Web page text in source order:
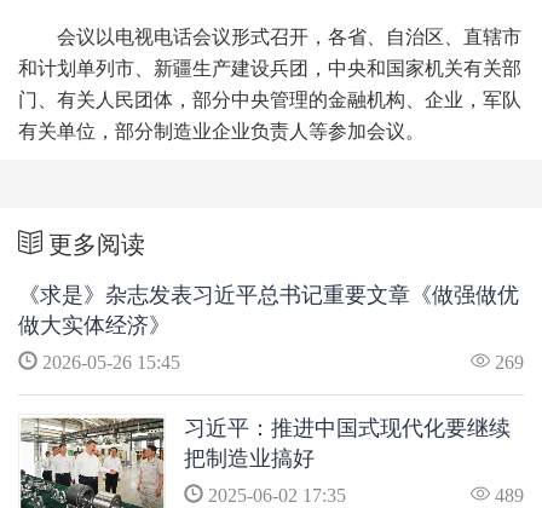
会议以电视电话会议形式召开，各省、自治区、直辖市
和计划单列市、新疆生产建设兵团，中央和国家机关有关部
门、有关人民团体，部分中央管理的金融机构、企业，军队
有关单位，部分制造业企业负责人等参加会议。
更多阅读
《求是》杂志发表习近平总书记重要文章《做强做优
做大实体经济》
2026-05-26 15:45 269
习近平：推进中国式现代化要继续
把制造业搞好
2025-06-02 17:35 489